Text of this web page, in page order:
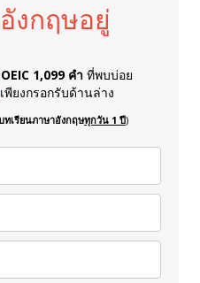
งกฤษอยู่
1,099 คำ ที่พบบ่อย
เพียงกรอกรับด้านล่าง
เรียนภาษาอังกฤษทุกวัน 1 ปี)